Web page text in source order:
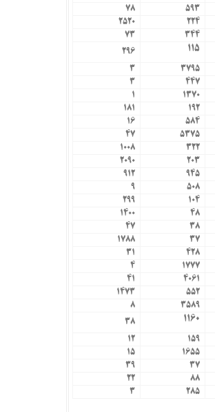
۵۹۳
۷۸
۲۲۴
۲۵۲۰
۳۴۴
۷۳
۱۱۵ ۲۹۶
۳۷۹۵
۳
۴۴۷
۳
۱۳۷۰
۱
۱۹۲
۱۸۱
۵۸۴
۱۶
۵۳۷۵
۴۷
۳۲۲
۱۰۰۸
۲۰۳
۲۰۹۰
۹۴۵
۹۱۲
۵۰۸
۹
۱۰۴
۲۹۹
۴۸
۱۴۰۰
۳۸
۴۷
۳۷
۱۷۸۸
۴۲۸
۳۱
۱۷۷۷
۴
۴۰۶۱
۴۱
۵۵۲
۱۴۷۳
۳۵۸۹
۸
۱۱۶۰ ۳۸
۱۵۹
۱۲
۱۶۵۵
۱۵
۳۷
۳۹
۸۸
۲۲
۲۸۵ ۳